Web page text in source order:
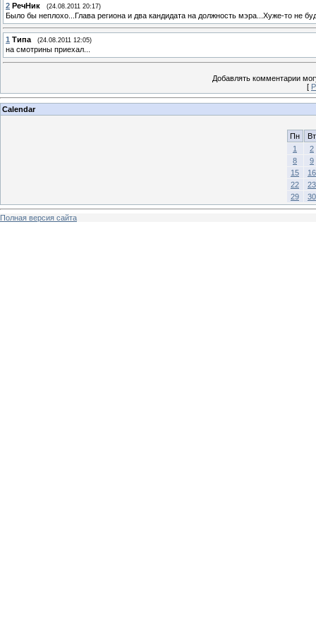
2 РечНик (24.08.2011 20:17)
Было бы неплохо...Глава региона и два кандидата на должность мэра...Хуже-то не
1 Типа (24.08.2011 12:05)
на смотрины приехал...
Добавлять комментарии
[
Calendar
Пн
Вт
1
2
8
9
15
16
22
23
29
30
Полная версия сайта